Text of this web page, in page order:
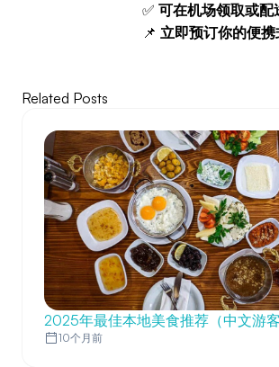
✅ 可在机场领取或配
📌 立即预订你的便
Related Posts
2025年最佳本地美食推荐（中文游客
10个月前